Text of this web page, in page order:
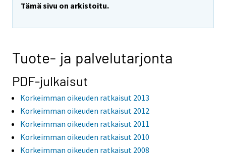
Tämä sivu on arkistoitu.
Tuote- ja palvelutarjonta
PDF-julkaisut
Korkeimman oikeuden ratkaisut 2013
Korkeimman oikeuden ratkaisut 2012
Korkeimman oikeuden ratkaisut 2011
Korkeimman oikeuden ratkaisut 2010
Korkeimman oikeuden ratkaisut 2008